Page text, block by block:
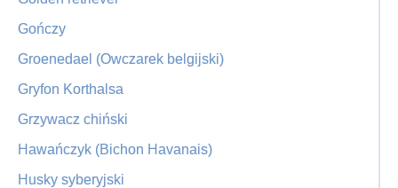
Gończy
Groenedael (Owczarek belgijski)
Gryfon Korthalsa
Grzywacz chiński
Hawańczyk (Bichon Havanais)
Husky syberyjski